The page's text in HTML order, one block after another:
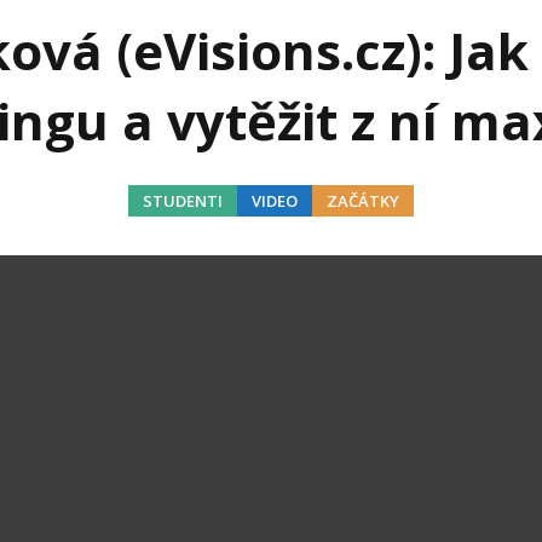
řízení
firmy nástupci
Vzdělávání manažerů
Zaměstnanecké akcie
(eVisions.cz):
a vytěžit z ní
STUDENTI VIDEO ZAČÁTKY